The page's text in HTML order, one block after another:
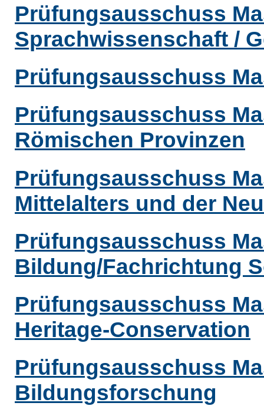
Prüfungsausschuss
Sprachwissenschaft /
Prüfungsausschuss
Prüfungsausschuss
Römischen Provinzen
Prüfungsausschuss
Mittelalters und der
Prüfungsausschuss
Bildung/Fachrichtung
Prüfungsausschuss
Heritage-Conservation
Prüfungsausschuss
Bildungsforschung